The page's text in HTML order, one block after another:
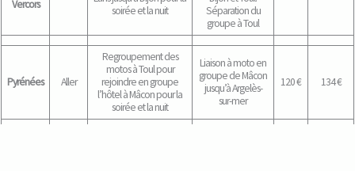
Vercors
soirée et la nuit
Séparation du
groupe à Toul
Pyrénées Aller
Regroupement des
motos à Toul pour
rejoindre en groupe
l’hôtel à Mâcon pour la
soirée et la nuit
Liaison à moto en
groupe de Mâcon
jusqu’à Argelès-
sur-mer
120 € 134 €